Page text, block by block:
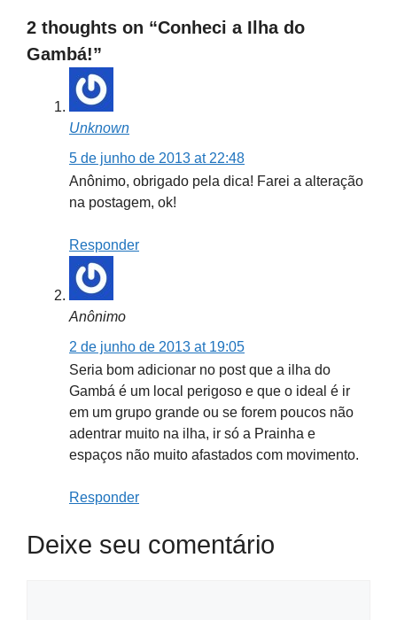
2 thoughts on “Conheci a Ilha do
Gambá!”
Unknown
5 de junho de 2013 at 22:48
Anônimo, obrigado pela dica! Farei a alteração
na postagem, ok!
Responder
Anônimo
2 de junho de 2013 at 19:05
Seria bom adicionar no post que a ilha do
Gambá é um local perigoso e que o ideal é ir
em um grupo grande ou se forem poucos não
adentrar muito na ilha, ir só a Prainha e
espaços não muito afastados com movimento.
Responder
Deixe seu comentário